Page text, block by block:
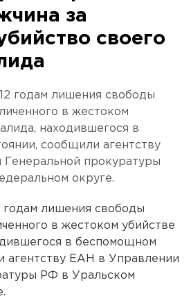
за
своего
годам лишения свободы
в жестоком
находившегося в
сообщили агентству
прокуратуры
округе.
годам лишения свободы
в жестоком убийстве
в беспомощном
агентству ЕАН в Управлении
РФ в Уральском